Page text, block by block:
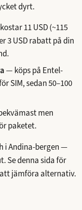
dyrt.
11 USD(~115
3 USD rabatt på din
— köps på Entel-
SIM, sedan 50–100
men
paketet.
i Andina-bergen —
Se denna sida för
jämföra alternativ.